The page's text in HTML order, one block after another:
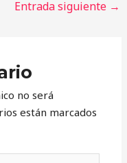
Entrada siguiente →
no será
están marcados